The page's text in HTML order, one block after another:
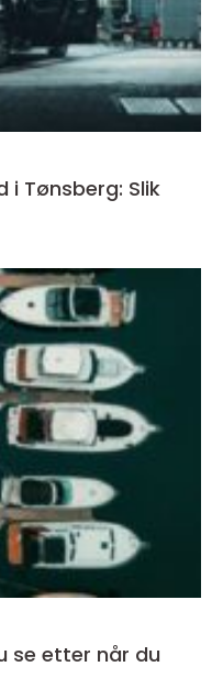
i Tønsberg: Slik
se etter når du